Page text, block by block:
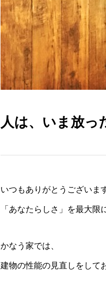
人は、いま放っ
いつもありがとうございま
「あなたらしさ」を最大
かなう家では、
建物の性能の見直しをして